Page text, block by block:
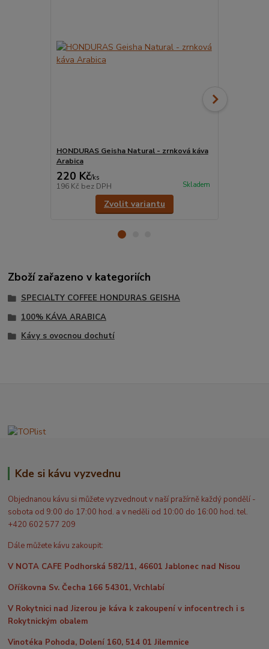
HONDURAS Geisha Natural - zrnková káva
Arabica
220 Kč/ks
196 Kč bez DPH Skladem
Zvolit variantu
Zboží zařazeno v kategoriích
SPECIALTY COFFEE HONDURAS GEISHA
100% KÁVA ARABICA
Kávy s ovocnou dochutí
Kde si kávu vyzvednu
Objednanou kávu si můžete vyzvednout v naší pražírně každý pondělí -
sobota od 9:00 do 17:00 hod. a v neděli od 10:00 do 16:00 hod. tel.
+420 602 577 209
Dále můžete kávu zakoupit:
V NOTA CAFE Podhorská 582/11, 46601 Jablonec nad Nisou
Oříškovna Sv. Čecha 166 54301, Vrchlabí
V Rokytnici nad Jizerou je káva k zakoupení v infocentrech i s
Rokytnickým obalem
Vinotéka Pohoda, Dolení 160, 514 01 Jilemnice